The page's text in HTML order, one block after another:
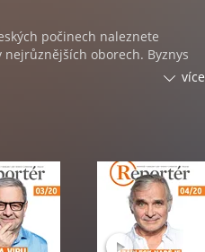
počinech naleznete
oborech. Byznys
postihnout běžné denní
speciálně pro měsíčník a
více